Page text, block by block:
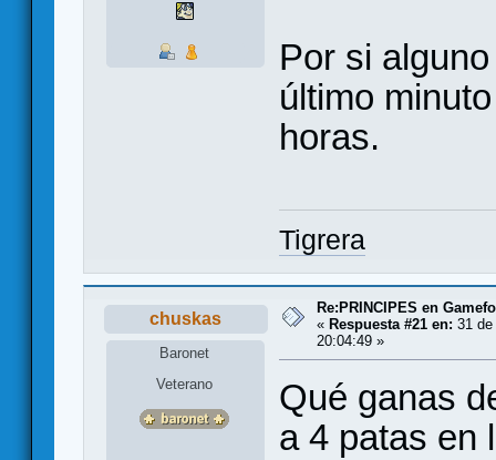
Por si
último
horas.
Tigrera
chuskas
Baronet
Veterano
Re:PRINCIPES en
« Respuesta #21 en: 31
20:04:49 »
Qué ganas
a 4 patas en